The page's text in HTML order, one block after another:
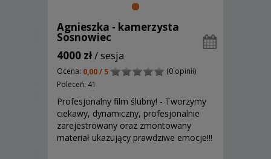
Agnieszka - kamerzysta
Sosnowiec
4000 zł/ sesja
Ocena: 0,00 / 5
(0 opinii)
Poleceń: 41
Profesjonalny film ślubny! - Tworzymy
ciekawy, dynamiczny, profesjonalnie
zarejestrowany oraz zmontowany
materiał ukazujący prawdziwe emocje!!!